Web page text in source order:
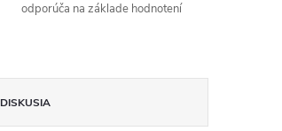
odporúča na základe hodnotení
DISKUSIA